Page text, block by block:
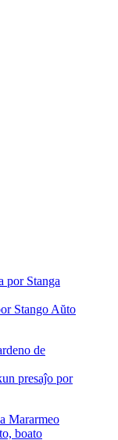
Stango Aŭto
presaĵo por